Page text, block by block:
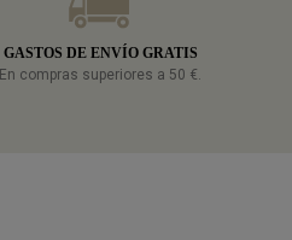
GASTOS DE ENVÍO GRATIS
En compras superiores a 50 €.